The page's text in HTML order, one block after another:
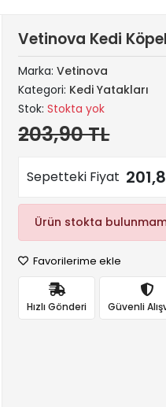
Vetinova Kedi
Marka:Vetinova
Kategori: Kedi Yatakları
Stok:Stokta yok
203,90 TL
Sepetteki Fiyat
Ürün stokta
Favorilerime ekle
Hızlı Gönderi Güvenli